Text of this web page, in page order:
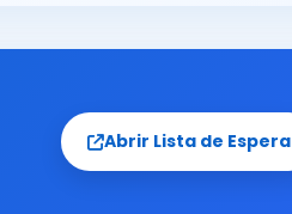
Abrir Lista de Espera